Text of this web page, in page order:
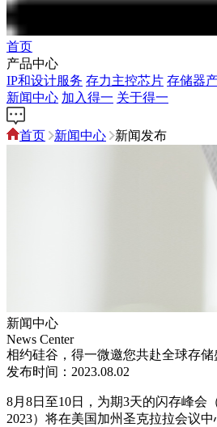
首页
产品中心
IP和设计服务 存力主控芯片 存储器
新闻中心 加入得一 关于得一
首页 新闻中心 新闻发布
新闻中心
News Center
相约硅谷，得一微邀您共赴全球存储
发布时间：2023.08.02
8月8日至10日，为期3天的闪存峰会
2023）将在美国加州圣克拉拉会议